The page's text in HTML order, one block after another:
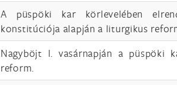
A püspöki kar körlevelében
konstitúciója alapján a liturgikus
Nagyböjt I. vasárnapján a püspöki
reform.